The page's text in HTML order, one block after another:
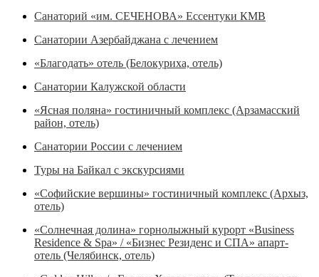
Санаторий «им. СЕЧЕНОВА» Ессентуки КМВ
Санатории Азербайджана с лечением
«Благодать» отель (Белокуриха, отель)
Санатории Калужской области
«Ясная поляна» гостиничный комплекс (Арзамасский
район, отель)
Санатории России с лечением
Туры на Байкал с экскурсиями
«Софийские вершины» гостиничный комплекс (Архыз,
отель)
«Солнечная долина» горнолыжный курорт «Business
Residence & Spa» / «Бизнес Резиденс и СПА» апарт-
отель (Челябинск, отель)